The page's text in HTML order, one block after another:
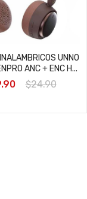
UNNO
ANC + ENC H...
$24.90